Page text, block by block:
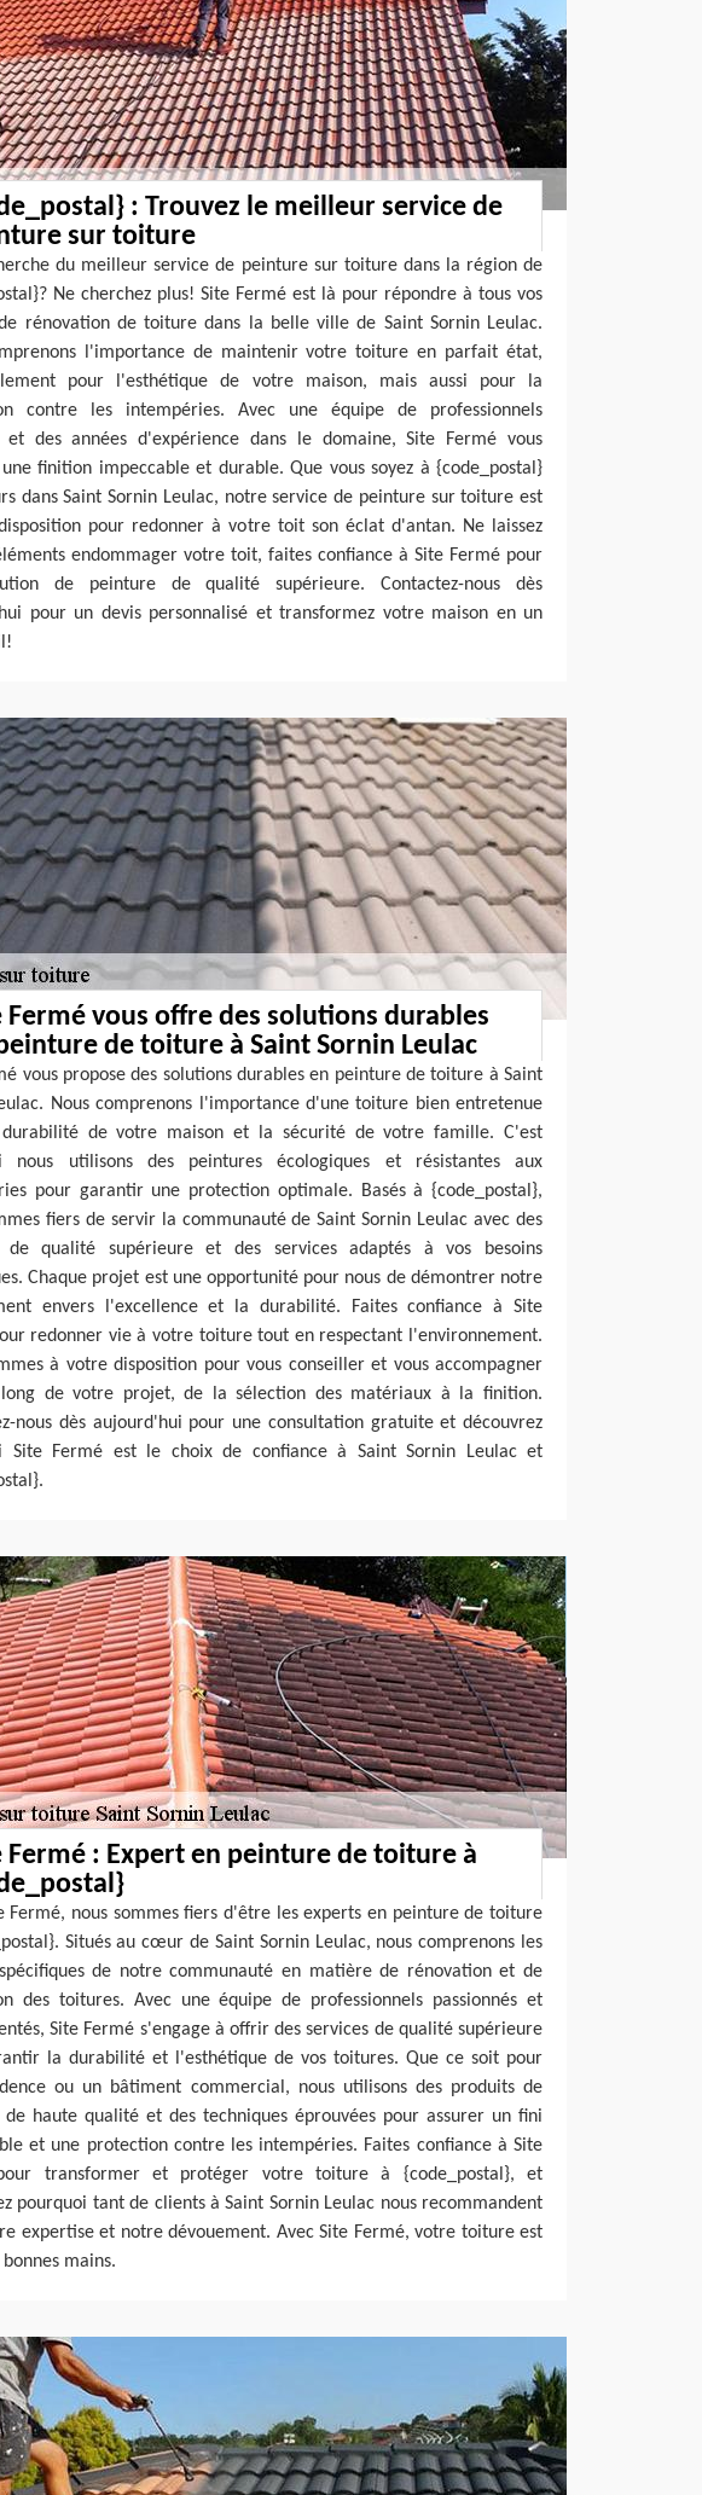
: Trouvez le meilleur service de
sur toiture
du meilleur service de peinture sur toiture dans la région de
Ne cherchez plus! Site Fermé est là pour répondre à tous vos
rénovation de toiture dans la belle ville de Saint Sornin Leulac.
l'importance de maintenir votre toiture en parfait état,
pour l'esthétique de votre maison, mais aussi pour la
contre les intempéries. Avec une équipe de professionnels
et des années d'expérience dans le domaine, Site Fermé vous
finition impeccable et durable. Que vous soyez à {code_postal}
dans Saint Sornin Leulac, notre service de peinture sur toiture est
pour redonner à votre toit son éclat d'antan. Ne laissez
endommager votre toit, faites confiance à Site Fermé pour
de peinture de qualité supérieure. Contactez-nous dès
pour un devis personnalisé et transformez votre maison en un
Fermé vous offre des solutions durables
de toiture à Saint Sornin Leulac
vous propose des solutions durables en peinture de toiture à Saint
Nous comprenons l'importance d'une toiture bien entretenue
de votre maison et la sécurité de votre famille. C'est
nous utilisons des peintures écologiques et résistantes aux
pour garantir une protection optimale. Basés à {code_postal},
fiers de servir la communauté de Saint Sornin Leulac avec des
de qualité supérieure et des services adaptés à vos besoins
Chaque projet est une opportunité pour nous de démontrer notre
envers l'excellence et la durabilité. Faites confiance à Site
redonner vie à votre toiture tout en respectant l'environnement.
à votre disposition pour vous conseiller et vous accompagner
de votre projet, de la sélection des matériaux à la finition.
nous dès aujourd'hui pour une consultation gratuite et découvrez
Site Fermé est le choix de confiance à Saint Sornin Leulac et
Fermé : Expert en peinture de toiture à
Fermé, nous sommes fiers d'être les experts en peinture de toiture
Situés au cœur de Saint Sornin Leulac, nous comprenons les
de notre communauté en matière de rénovation et de
des toitures. Avec une équipe de professionnels passionnés et
Site Fermé s'engage à offrir des services de qualité supérieure
la durabilité et l'esthétique de vos toitures. Que ce soit pour
ou un bâtiment commercial, nous utilisons des produits de
de haute qualité et des techniques éprouvées pour assurer un fini
et une protection contre les intempéries. Faites confiance à Site
transformer et protéger votre toiture à {code_postal}, et
pourquoi tant de clients à Saint Sornin Leulac nous recommandent
expertise et notre dévouement. Avec Site Fermé, votre toiture est
mains.